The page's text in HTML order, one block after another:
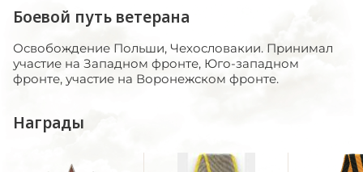
Боевой путь ветерана
Освобождение Польши, Чехословакии. Принимал
участие на Западном фронте, Юго-западном
фронте, участие на Воронежском фронте.
Награды